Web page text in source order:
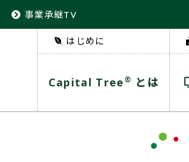
事業承継TV
はじめに
Capital Tree ® とは